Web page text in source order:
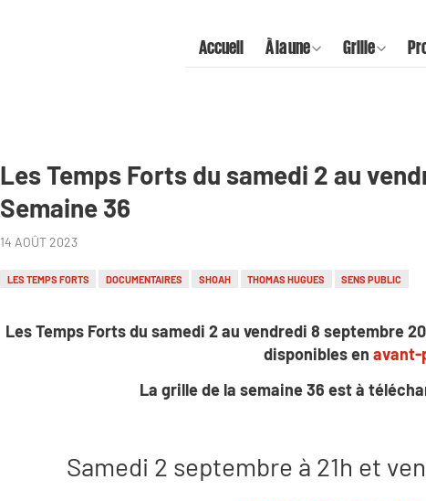
Accueil À la une Grille
Les Temps Forts du samedi 2 au
Semaine 36
14 AOÛT 2023
LES TEMPS FORTS DOCUMENTAIRES SHOAH THOMAS HUGUES SENS PUBLIC
Les Temps Forts du samedi 2 au vendredi 8 septembre
disponibles en avant-
La grille de la semaine 36 est à
Samedi 2 septembre à 21h et